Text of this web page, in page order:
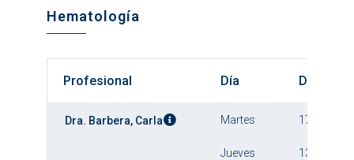
Hematología
Profesional Día Desde
Dra. Barbera, Carla Martes 17:00
Jueves 13:00